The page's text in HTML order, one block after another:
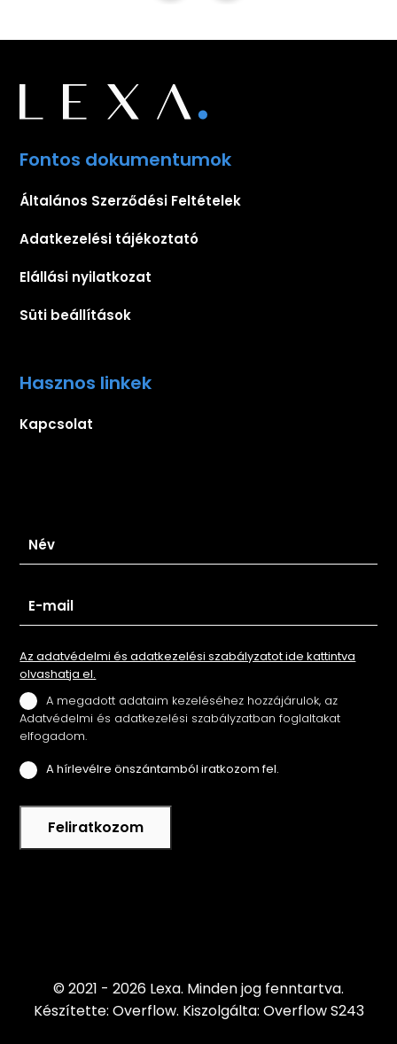
Fontos dokumentumok
Általános Szerződési Feltételek
Adatkezelési tájékoztató
Elállási nyilatkozat
Süti beállítások
Hasznos linkek
Kapcsolat
Az adatvédelmi és adatkezelési szabályzatot ide kattintva
olvashatja el.
A megadott adataim kezeléséhez hozzájárulok, az
Adatvédelmi és adatkezelési szabályzatban foglaltakat
elfogadom.
A hírlevélre önszántamból iratkozom fel.
Feliratkozom
© 2021 - 2026 Lexa. Minden jog fenntartva.
Készítette: Overflow. Kiszolgálta: Overflow S243